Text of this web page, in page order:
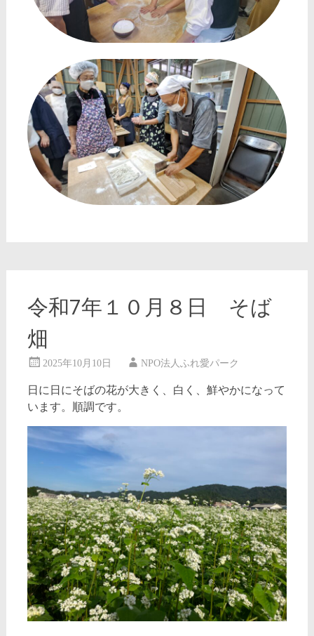
令和7年１０月８日 そば
畑
2025年10月10日 NPO法人ふれ愛パーク
日に日にそばの花が大きく、白く、鮮やかになって
います。順調です。